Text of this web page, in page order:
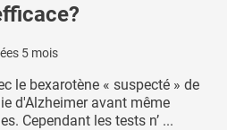
5 mois
le bexarotène « suspecté » de
d'Alzheimer avant même
Cependant les tests n’ ...